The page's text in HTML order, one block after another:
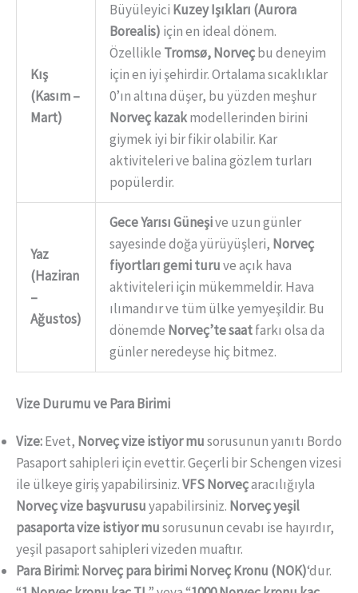
Kış
(Kasım –
Mart)
Büyüleyici Kuzey Işıkları (Aurora
Borealis) için en ideal dönem.
Özellikle Tromsø, Norveçbu deneyim
için en iyi şehirdir. Ortalama sıcaklıklar
0’ın altına düşer, bu yüzden meşhur
Norveç kazakmodellerinden birini
giymek iyi bir fikir olabilir. Kar
aktiviteleri ve balina gözlem turları
popülerdir.
Yaz
(Haziran
–
Ağustos)
Gece Yarısı Güneşive uzun günler
sayesinde doğa yürüyüşleri, Norveç
fiyortları gemi turuve açık hava
aktiviteleri için mükemmeldir. Hava
ılımandır ve tüm ülke yemyeşildir. Bu
dönemde Norveç’te saatfarkı olsa da
günler neredeyse hiç bitmez.
Vize Durumu ve Para Birimi
Vize:Evet, Norveç vize istiyor musorusunun yanıtı Bordo
Pasaport sahipleri için evettir. Geçerli bir Schengen vizesi
ile ülkeye giriş yapabilirsiniz.VFS Norveçaracılığıyla
Norveç vize başvurusuyapabilirsiniz. Norveç yeşil
pasaporta vize istiyor musorusunun cevabı ise hayırdır,
yeşil pasaport sahipleri vizeden muaftır.
Para Birimi:Norveç para birimiNorveç Kronu (NOK)‘dur.